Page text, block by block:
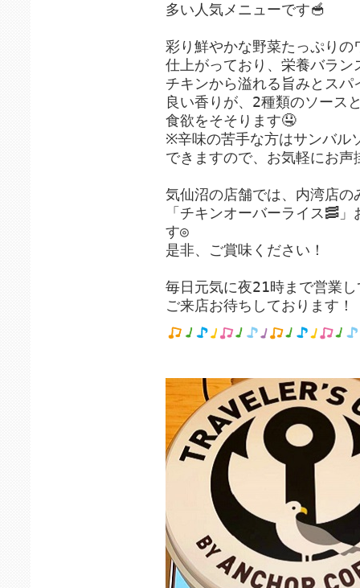
多い人気メニューです🥣
彩り鮮やかな野菜たっぷりの
仕上がっており、栄養バラン
チキンから溢れる旨みとスパ
良い香りが、2種類のソース
食欲をそそります🤤
※辛味の苦手な方はサンバル
できますので、お気軽にお声
気仙沼の店舗では、内湾店の
「チキンオーバーライス🥓
す◎
是非、ご賞味ください！
毎日元気に夜21時まで営業し
ご来店お待ちしております！